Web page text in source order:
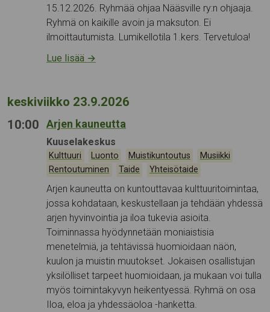
15.12.2026. Ryhmää ohjaa Nääsville ry:n ohjaaja.
Ryhmä on kaikille avoin ja maksuton. Ei
ilmoittautumista. Lumikellotila 1.kers. Tervetuloa!
Lue lisää →
keskiviikko 23.9.2026
10:00
Arjen kauneutta
Tapahtumapaikka:
Kuuselakeskus
Kategoriat:
Kulttuuri Luonto Muistikuntoutus Musiikki
Rentoutuminen Taide Yhteisötaide
Arjen kauneutta on kuntouttavaa kulttuuritoimintaa,
jossa kohdataan, keskustellaan ja tehdään yhdessä
arjen hyvinvointia ja iloa tukevia asioita.
Toiminnassa hyödynnetään moniaistisia
menetelmiä, ja tehtävissä huomioidaan näön,
kuulon ja muistin muutokset. Jokaisen osallistujan
yksilölliset tarpeet huomioidaan, ja mukaan voi tulla
myös toimintakyvyn heikentyessä. Ryhmä on osa
Iloa, eloa ja yhdessäoloa -hanketta.